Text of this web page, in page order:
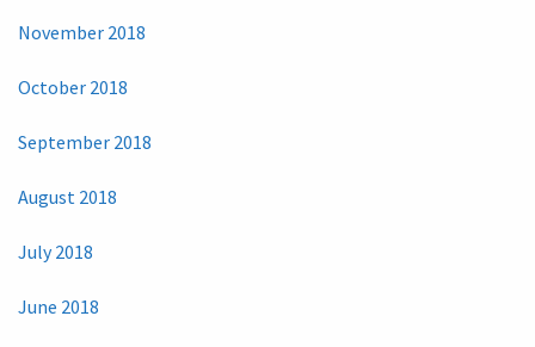
November 2018
October 2018
September 2018
August 2018
July 2018
June 2018